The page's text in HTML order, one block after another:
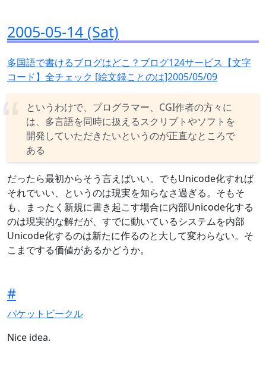
2005-05-14 (Sat)
多国語で書けるブログはどこ？ブログ124サービス【文字
コード】全チェック [絵文録ことのは]2005/05/09
というわけで、プログラマー、CGI作者の方々に
は、多言語を同時に扱えるスクリプトやソフトを
開発していただきたいというのが正直なところで
ある
だったら最初からそう言えばいい。でもUnicode化すれば
それでいい、というのは現実を知らなさ過ぎる。そもそ
も、まったく新規に書き起こす場合に内部Unicode化する
のは現実的な解だが、すでに動いているシステムを内部
Unicode化するのは新たに作るのと大して変わらない。そ
こまでする価値があるかどうか。
#
パケットビークル
Nice idea.